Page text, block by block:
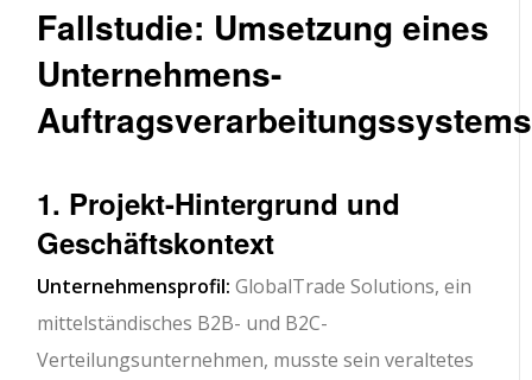
Fallstudie: Umsetzung eines
Unternehmens-
Auftragsverarbeitungssystems
1. Projekt-Hintergrund und
Geschäftskontext
Unternehmensprofil: GlobalTrade Solutions, ein
mittelständisches B2B- und B2C-
Verteilungsunternehmen, musste sein veraltetes